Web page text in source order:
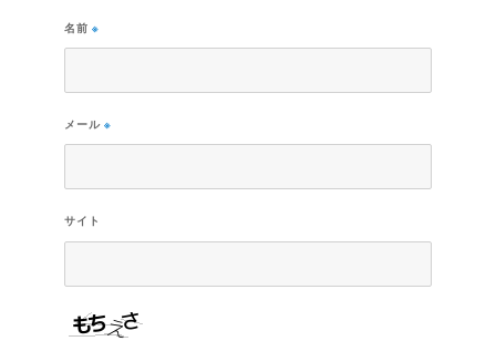
名前※
メール※
サイト